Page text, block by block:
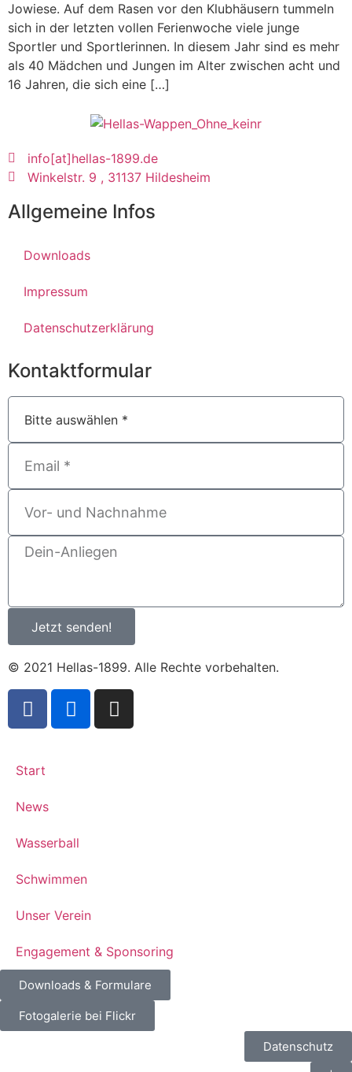
Jowiese. Auf dem Rasen vor den Klubhäusern tummeln
sich in der letzten vollen Ferienwoche viele junge
Sportler und Sportlerinnen. In diesem Jahr sind es mehr
als 40 Mädchen und Jungen im Alter zwischen acht und
16 Jahren, die sich eine […]
info[at]hellas-1899.de
Winkelstr. 9 , 31137 Hildesheim
Allgemeine Infos
Downloads
Impressum
Datenschutzerklärung
Kontaktformular
Jetzt senden!
© 2021 Hellas-1899. Alle Rechte vorbehalten.
Start
News
Wasserball
Schwimmen
Unser Verein
Engagement & Sponsoring
Downloads & Formulare
Fotogalerie bei Flickr
Datenschutz